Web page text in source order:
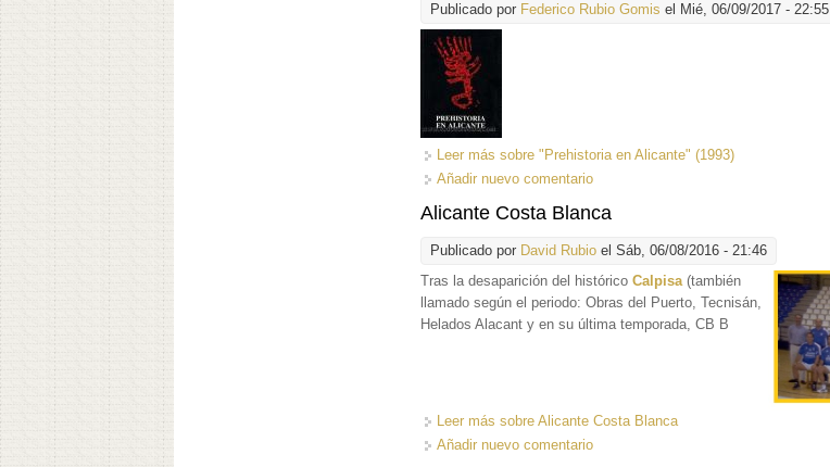
Publicado por Federico Rubio Gomis el Mié, 06/09/2017 - 22:55
Leer más sobre "Prehistoria en Alicante" (1993)
Añadir nuevo comentario
Alicante Costa Blanca
Publicado por David Rubio el Sáb, 06/08/2016 - 21:46
Tras la desaparición del históricoCalpisa (también
llamado según el periodo: Obras del Puerto, Tecnisán,
Helados Alacant y en su última temporada, CB B
Leer más sobre Alicante Costa Blanca
Añadir nuevo comentario